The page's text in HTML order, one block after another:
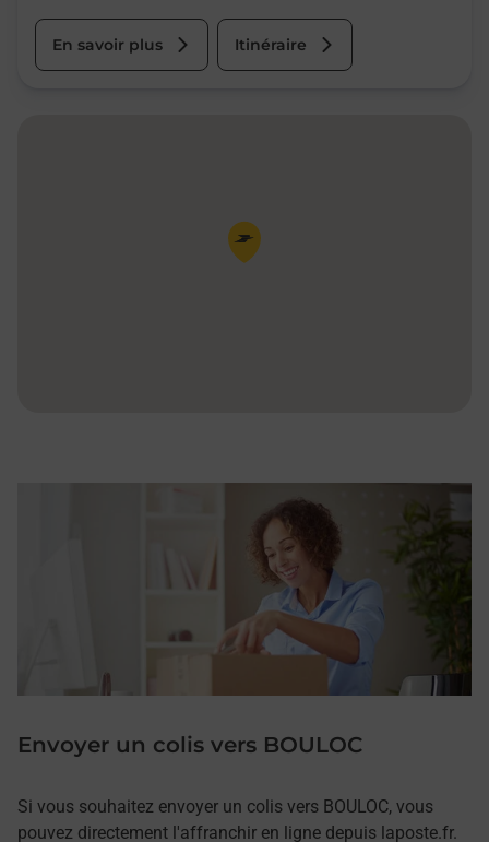
En savoir plus Itinéraire
Pin de la carte
Envoyer un colis vers BOULOC
Si vous souhaitez envoyer un colis vers BOULOC, vous
pouvez directement l'affranchir en ligne depuis laposte.fr.